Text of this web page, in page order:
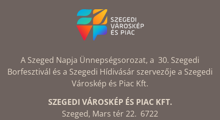
A Szeged Napja Ünnepségsorozat, a 30. Szegedi
Borfesztivál és a Szegedi Hídivásár szervezője a Szegedi
Városkép és Piac Kft.
SZEGEDI VÁROSKÉP ÉS PIAC KFT.
Szeged, Mars tér 22. 6722